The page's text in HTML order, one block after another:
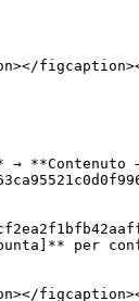
→ **Contenuto
per